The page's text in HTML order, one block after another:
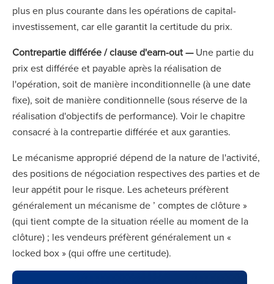
plus en plus courante dans les opérations de capital-
investissement, car elle garantit la certitude du prix.
Contrepartie différée / clause d'earn-out —Une partie du
prix est différée et payable après la réalisation de
l'opération, soit de manière inconditionnelle (à une date
fixe), soit de manière conditionnelle (sous réserve de la
réalisation d'objectifs de performance). Voir le chapitre
consacré à la contrepartie différée et aux garanties.
Le mécanisme approprié dépend de la nature de l'activité,
des positions de négociation respectives des parties et de
leur appétit pour le risque. Les acheteurs préfèrent
généralement un mécanisme de ’ comptes de clôture »
(qui tient compte de la situation réelle au moment de la
clôture) ; les vendeurs préfèrent généralement un «
locked box » (qui offre une certitude).